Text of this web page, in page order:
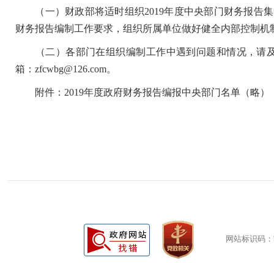
（一）财政部将适时组织2019年度中央部门财务报告集
财务报告编制工作要求，组织所属单位做好健全内部控制
（二）各部门在组织编制工作中遇到问题和情况，请及
箱：zfcwbg@126.com。
附件：2019年度政府财务报告编报中央部门名单（略）
网站标识码